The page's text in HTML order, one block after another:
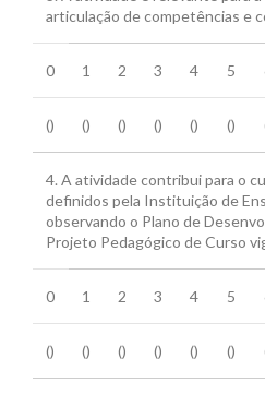
articulação de competências e
0 1 2 3 4 5
() () () () () ()
4. A atividade contribui para o
definidos pela Instituição de
observando o Plano de
Projeto Pedagógico de Curso
0 1 2 3 4 5
() () () () () ()